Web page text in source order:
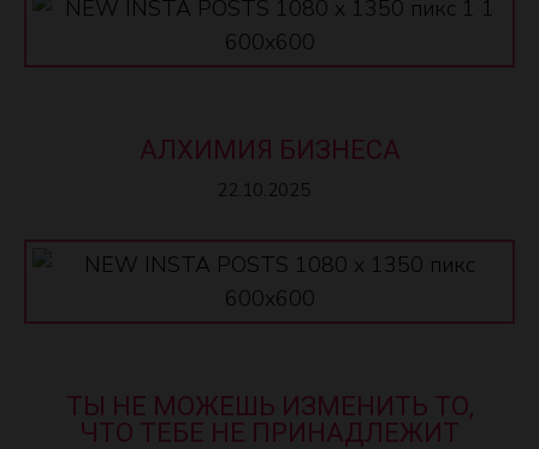
АЛХИМИЯ БИЗНЕСА
22.10.2025
ТЫ НЕ МОЖЕШЬ ИЗМЕНИТЬ ТО,
ЧТО ТЕБЕ НЕ ПРИНАДЛЕЖИТ